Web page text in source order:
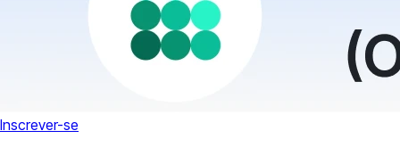
Inscrever-se